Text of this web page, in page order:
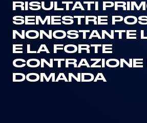
RISULTATI
SEMESTRE
NONOSTANTE
E LA FORTE
CONTRAZIONE
DOMANDA